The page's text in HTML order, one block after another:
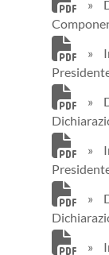
»
»
»
»
»
»